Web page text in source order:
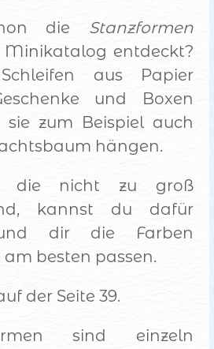
die Stanzformen
entdeckt?
aus Papier
und Boxen
sie zum Beispiel auch
hängen.
die nicht zu groß
kannst du dafür
dir die Farben
am besten passen.
der Seite 39.
sind einzeln